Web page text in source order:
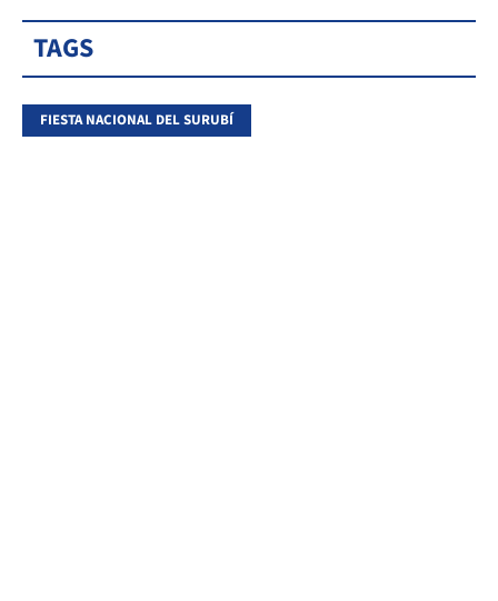
TAGS
FIESTA NACIONAL DEL SURUBÍ